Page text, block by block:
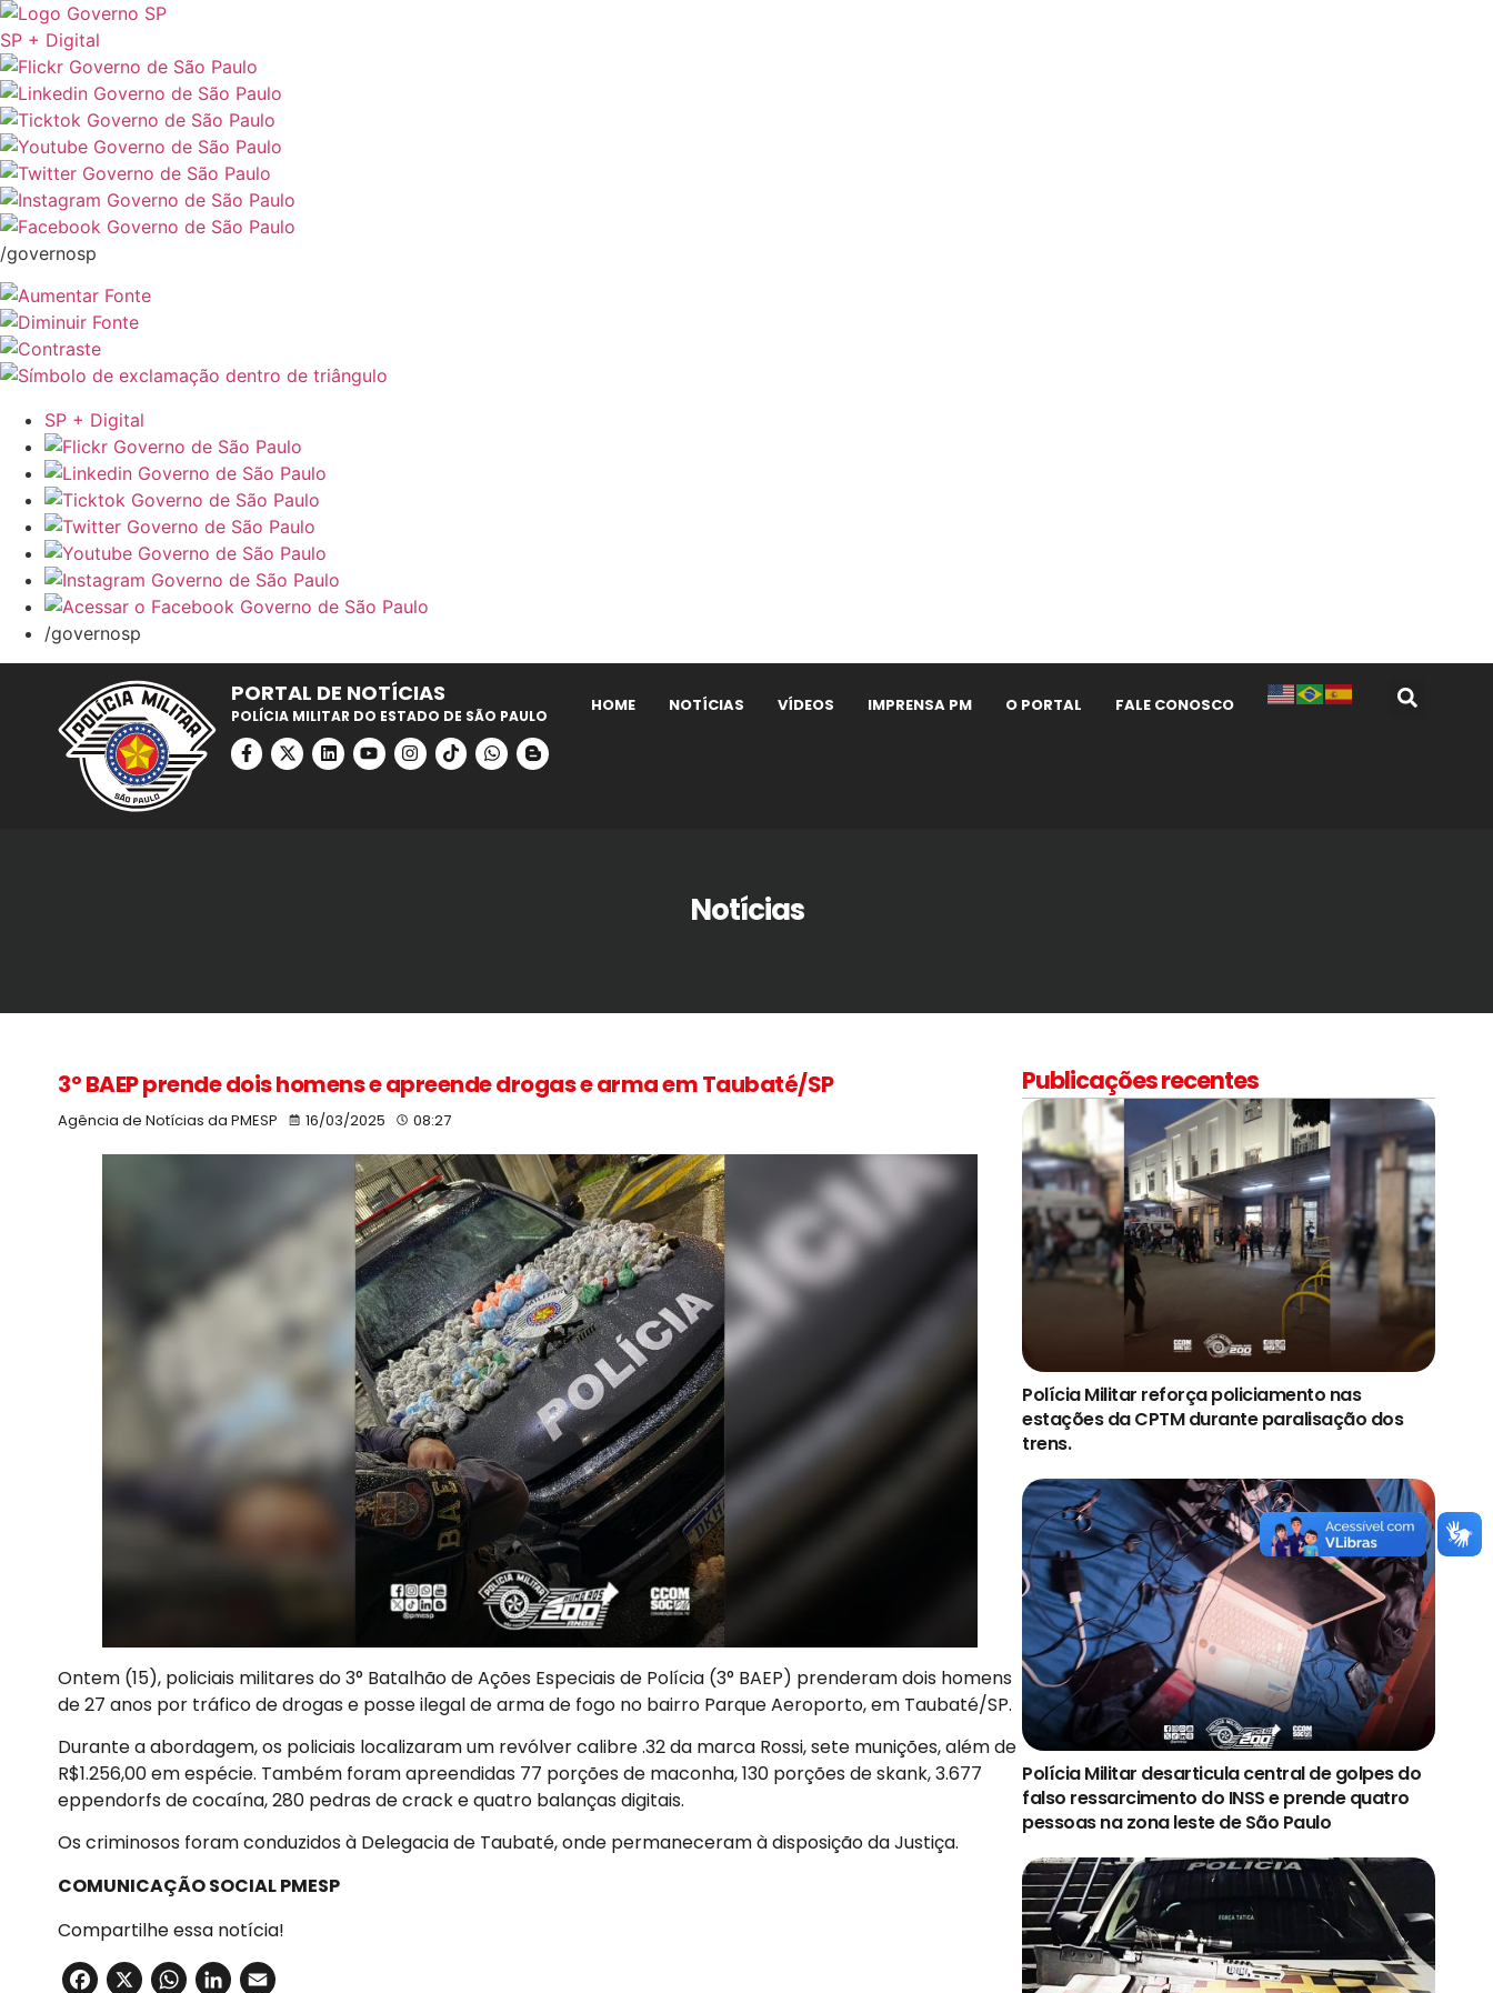
SP + Digital
/governosp
SP + Digital
/governosp
PORTAL DE NOTÍCIAS
POLÍCIA MILITAR DO ESTADO DE SÃO PAULO
HOME NOTÍCIAS VÍDEOS IMPRENSA PM O PORTAL FALE CONOSCO
Notícias
3º BAEP prende dois homens e apreende drogas e arma em Taubaté/SP
Agência de Notícias da PMESP 16/03/2025 08:27
Ontem (15), policiais militares do 3° Batalhão de Ações Especiais de Polícia (3° BAEP) prenderam dois homens
de 27 anos por tráfico de drogas e posse ilegal de arma de fogo no bairro Parque Aeroporto, em Taubaté/SP.
Durante a abordagem, os policiais localizaram um revólver calibre .32 da marca Rossi, sete munições, além de
R$1.256,00 em espécie. Também foram apreendidas 77 porções de maconha, 130 porções de skank, 3.677
eppendorfs de cocaína, 280 pedras de crack e quatro balanças digitais.
Os criminosos foram conduzidos à Delegacia de Taubaté, onde permaneceram à disposição da Justiça.
COMUNICAÇÃO SOCIAL PMESP
Compartilhe essa notícia!
Facebook
X WhatsApp
LinkedIn
Publicações recentes
Polícia Militar reforça policiamento nas
estações da CPTM durante paralisação dos
trens.
Polícia Militar desarticula central de golpes do
falso ressarcimento do INSS e prende quatro
pessoas na zona leste de São Paulo